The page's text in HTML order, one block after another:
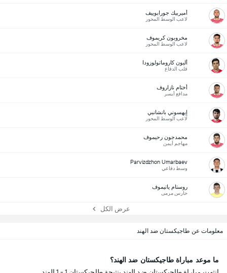
أميربيك جورابوييف
لاعب الوسط المحور
مخروبون كريموف
لاعب الوسط المحور
أليون كاروماتولوزودا
قلب الدفاع
أختام نازاروف
مدافع أيسر
إيهسوني بانشانبي
لاعب الوسط المحور
محمدجون رحيموف
مهاجم أيمن
Parvizdzhon Umarbaev
وسط دفاعي
روستام ياتيموف
حارس مرمى
عرض الكل
معلومات عن طاجيكستان ضد الهند
ما موعد مباراة طاجيكستان ضد الهند؟